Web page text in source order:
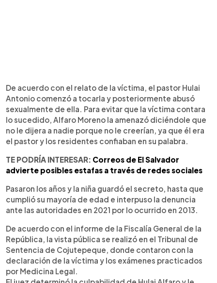
De acuerdo con el relato de la víctima, el pastor Hulai
Antonio comenzó a tocarla y posteriormente abusó
sexualmente de ella. Para evitar que la víctima contara
lo sucedido, Alfaro Moreno la amenazó diciéndole que
no le dijera a nadie porque no le creerían, ya que él era
el pastor y los residentes confiaban en su palabra.
TE PODRÍA INTERESAR: Correos de El Salvador
advierte posibles estafas a través de redes sociales
Pasaron los años y la niña guardó el secreto, hasta que
cumplió su mayoría de edad e interpuso la denuncia
ante las autoridades en 2021 por lo ocurrido en 2013.
De acuerdo con el informe de la Fiscalía General de la
República, la vista pública se realizó en el Tribunal de
Sentencia de Cojutepeque, donde contaron con la
declaración de la víctima y los exámenes practicados
por Medicina Legal.